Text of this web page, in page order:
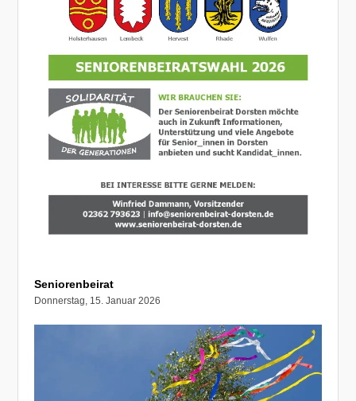
Seniorenbeirat
Donnerstag, 15. Januar 2026